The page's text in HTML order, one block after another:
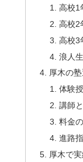
高校1
高校2
高校3
浪人
厚木の
体験
講師
料金
進路
厚木で